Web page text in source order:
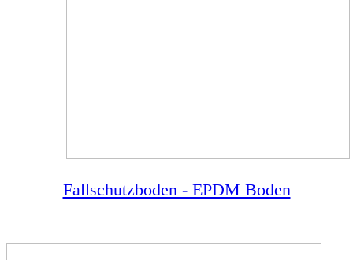
Fallschutzboden - EPDM Boden